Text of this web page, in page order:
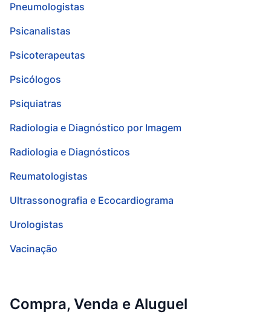
Pneumologistas
Psicanalistas
Psicoterapeutas
Psicólogos
Psiquiatras
Radiologia e Diagnóstico por Imagem
Radiologia e Diagnósticos
Reumatologistas
Ultrassonografia e Ecocardiograma
Urologistas
Vacinação
Compra, Venda e Aluguel